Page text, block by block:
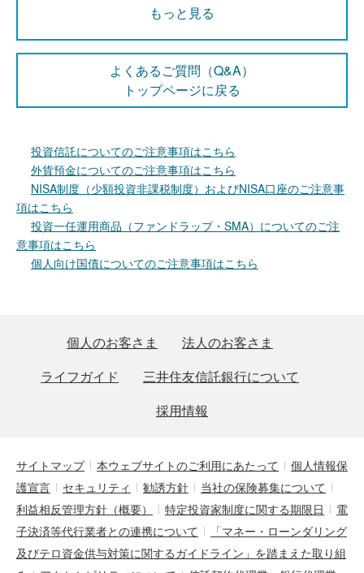
もっと見る
よくあるご質問（Q&A）
トップページに戻る
投資信託についてのご注意事項はこちら
外貨預金についてのご注意事項はこちら
NISA制度（少額投資非課税制度）およびNISA口座のご注意事
項はこちら
投資一任運用商品（ファンドラップ・SMA）についてのご注
意事項はこちら
個人向け国債についてのご注意事項はこちら
個人のお客さま
法人のお客さま
ライフガイド
三井住友信託銀行について
採用情報
サイトマップ 本ウェブサイトのご利用にあたって
個人情報保
護宣言
セキュリティ 勧誘方針
当社の保険募集について
利益相反管理方針（概要）
特定投資家制度に関する期限日
電
子決済等代行業者との連携について
「マネー・ローンダリング
及びテロ資金供与対策に関するガイドライン」を踏まえた取り組